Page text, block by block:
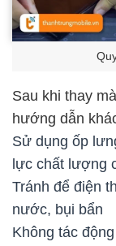
Sau khi thay
hướng dẫn
Sử dụng ốp
lực chất lượng
Tránh để điện
nước, bụi bẩn
Không tác